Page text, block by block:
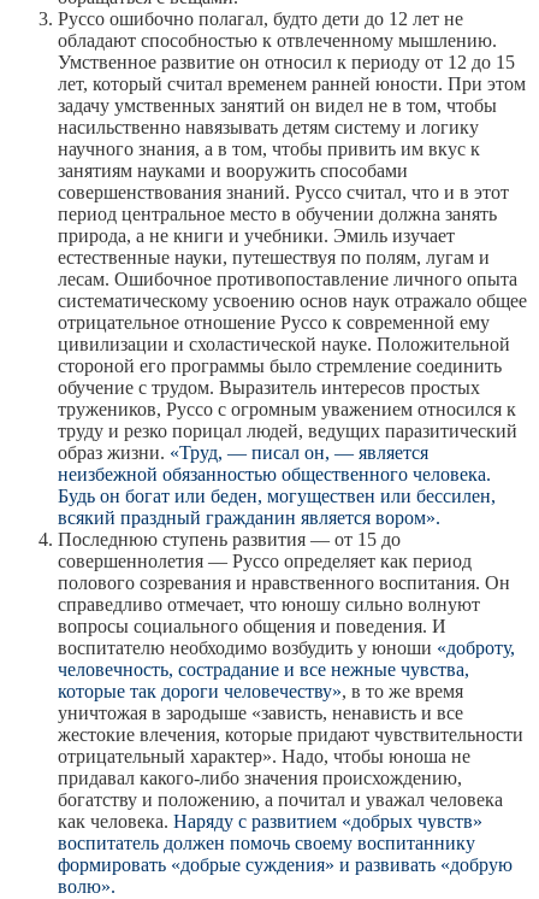
Руссо ошибочно полагал, будто дети до 12 лет не
обладают способностью к отвлеченному мышлению.
Умственное развитие он относил к периоду от 12 до 15
лет, который считал временем ранней юности. При этом
задачу умственных занятий он видел не в том, чтобы
насильственно навязывать детям систему и логику
научного знания, а в том, чтобы привить им вкус к
занятиям науками и вооружить способами
совершенствования знаний. Руссо считал, что и в этот
период центральное место в обучении должна занять
природа, а не книги и учебники. Эмиль изучает
естественные науки, путешествуя по полям, лугам и
лесам. Ошибочное противопоставление личного опыта
систематическому усвоению основ наук отражало общее
отрицательное отношение Руссо к современной ему
цивилизации и схоластической науке. Положительной
стороной его программы было стремление соединить
обучение с трудом. Выразитель интересов простых
тружеников, Руссо с огромным уважением относился к
труду и резко порицал людей, ведущих паразитический
образ жизни. «Труд, — писал он, — является
неизбежной обязанностью общественного человека.
Будь он богат или беден, могуществен или бессилен,
всякий праздный гражданин является вором».
Последнюю ступень развития — от 15 до
совершеннолетия — Руссо определяет как период
полового созревания и нравственного воспитания. Он
справедливо отмечает, что юношу сильно волнуют
вопросы социального общения и поведения. И
воспитателю необходимо возбудить у юноши «доброту,
человечность, сострадание и все нежные чувства,
которые так дороги человечеству», в то же время
уничтожая в зародыше «зависть, ненависть и все
жестокие влечения, которые придают чувствительности
отрицательный характер». Надо, чтобы юноша не
придавал какого-либо значения происхождению,
богатству и положению, а почитал и уважал человека
как человека. Наряду с развитием «добрых чувств»
воспитатель должен помочь своему воспитаннику
формировать «добрые суждения» и развивать «добрую
волю».